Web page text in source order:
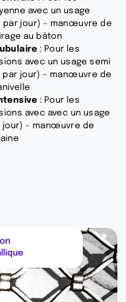
avec un usage
par jour) – manœuvre de
au bâton
: Pour les
avec un usage semi
par jour) – manœuvre de
: Pour les
avec avec un usage
jour) – manœuvre de